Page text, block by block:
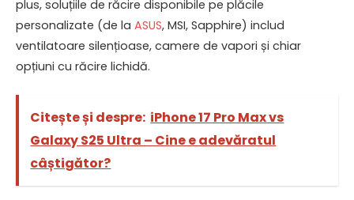
plus, soluțiile de răcire disponibile pe plăcile
personalizate (de la ASUS, MSI, Sapphire) includ
ventilatoare silențioase, camere de vapori și chiar
opțiuni cu răcire lichidă.
Citește și despre: iPhone 17 Pro Max vs
Galaxy S25 Ultra – Cine e adevăratul
câștigător?